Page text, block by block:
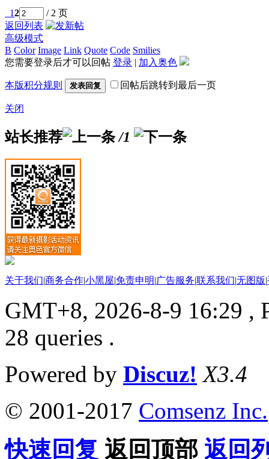
12
/ 2 页
返回列表
高级模式
B Color Image Link Quote Code Smilies
您需要登录后才可以回帖 登录 | 加入奥色
本版积分规则 发表回复 回帖后跳转到最后一页
关闭
站长推荐 /1
关于我们|商务合作|小黑屋|免责申明|广告服务|联系我们|无图版|
GMT+8, 2026-8-9 16:29 ,
28 queries .
Powered by Discuz! X3.4
© 2001-2017 Comsenz Inc.
快速回复 返回顶部 返回